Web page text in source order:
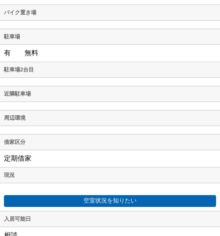
バイク置き場
駐車場
有 無料
駐車場2台目
近隣駐車場
周辺環境
借家区分
定期借家
現況
空室状況を知りたい
入居可能日